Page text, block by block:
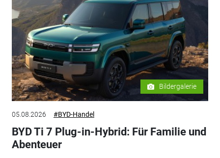
Bildergalerie
05.08.2026 #BYD-Handel
BYD Ti 7 Plug-in-Hybrid: Für Familie und
Abenteuer